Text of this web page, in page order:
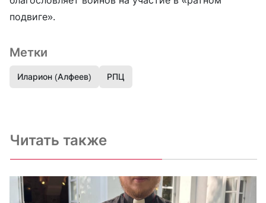
подвиге».
Метки
Иларион (Алфеев) РПЦ
Читать также